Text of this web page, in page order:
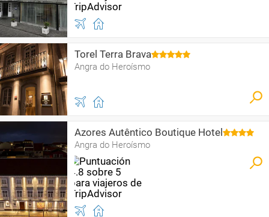
Torel Terra Brava
Angra do Heroísmo
Azores Autêntico Boutique Hotel
Angra do Heroísmo